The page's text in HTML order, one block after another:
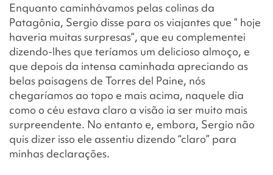
Enquanto caminhávamos pelas colinas da
Patagônia, Sergio disse para os viajantes que ” hoje
haveria muitas surpresas”, que eu complementei
dizendo-lhes que teríamos um delicioso almoço, e
que depois da intensa caminhada apreciando as
belas paisagens de Torres del Paine, nós
chegaríamos ao topo e mais acima, naquele dia
como o céu estava claro a visão ia ser muito mais
surpreendente. No entanto e, embora, Sergio não
quis dizer isso ele assentiu dizendo “claro” para
minhas declarações.